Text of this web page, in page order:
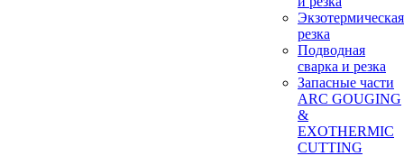
Экзотермическая
резка
Подводная
сварка и резка
Запасные части
ARC GOUGING
&
EXOTHERMIC
CUTTING